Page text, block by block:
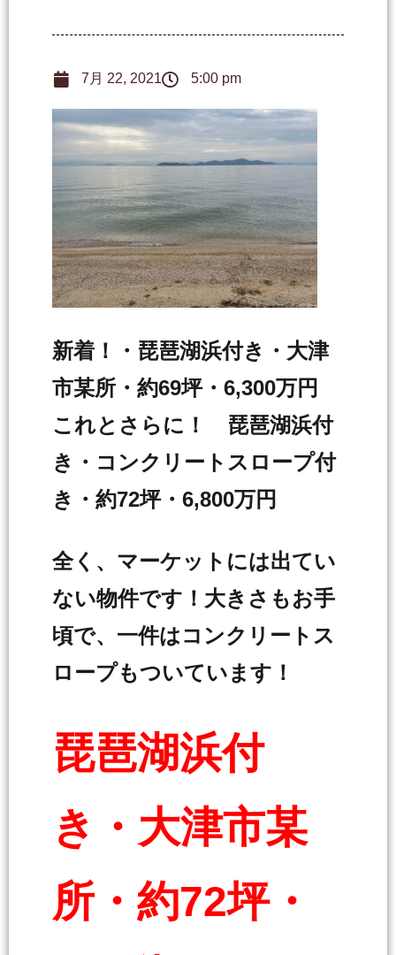
7月 22, 2021 5:00 pm
新着！・琵琶湖浜付き・大津
市某所・約69坪・6,300万円
これとさらに！ 琵琶湖浜付
き・コンクリートスロープ付
き・約72坪・6,800万円
全く、マーケットには出てい
ない物件です！大きさもお手
頃で、一件はコンクリートス
ロープもついています！
琵琶湖浜付
き・大津市某
所・約72坪・